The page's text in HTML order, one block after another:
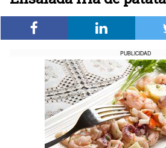
PUBLICIDAD